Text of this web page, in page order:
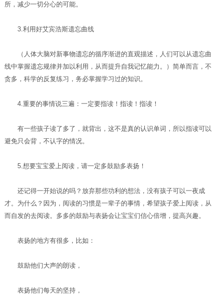
所，减少一切分心的可能。
3.利用好艾宾浩斯遗忘曲线
（人体大脑对新事物遗忘的循序渐进的直观描述，人们可以从遗忘曲
线中掌握遗忘规律并加以利用，从而提升自我记忆能力。）简单而言，不
贪多，科学的反复练习，务必掌握学习过的知识。
4.重要的事情说三遍：一定要指读！指读！指读！
有一些孩子读了多了，就背出，这不是真的认识单词，所以指读可以
避免只会背，不认字的情况。
5.想要宝宝爱上阅读，请一定多鼓励多表扬！
还记得一开始说的吗？放弃那些功利的想法，没有孩子可以一夜成
才。为什么？因为，阅读的习惯是一辈子的事情，希望孩子爱上阅读，从
而自发的去阅读。多多的鼓励与表扬会让宝宝们信心倍增，提高兴趣。
表扬的地方有很多，比如：
鼓励他们大声的朗读，
表扬他们每天的坚持，